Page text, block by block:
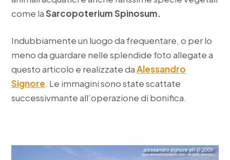
come laSarcopoterium Spinosum.
Indubbiamente un luogo da frequentare, o per lo
meno da guardare nelle splendide foto allegate a
questo articolo e realizzate daAlessandro
Signore. Le immagini sono state scattate
successivmante all’operazione di bonifica.